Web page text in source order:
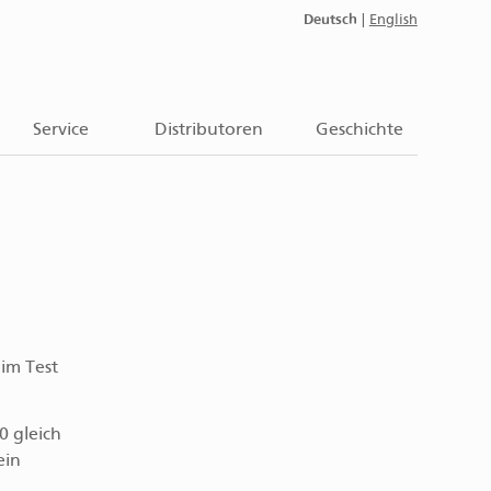
Deutsch English
Service Distributoren Geschichte
Test
gleich